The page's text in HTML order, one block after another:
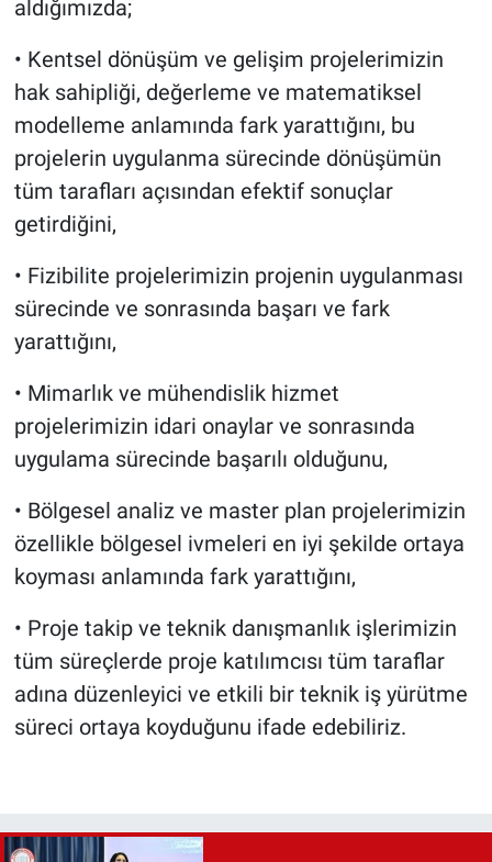
aldığımızda;
• Kentsel dönüşüm ve gelişim projelerimizin
hak sahipliği, değerleme ve matematiksel
modelleme anlamında fark yarattığını, bu
projelerin uygulanma sürecinde dönüşümün
tüm tarafları açısından efektif sonuçlar
getirdiğini,
• Fizibilite projelerimizin projenin uygulanması
sürecinde ve sonrasında başarı ve fark
yarattığını,
• Mimarlık ve mühendislik hizmet
projelerimizin idari onaylar ve sonrasında
uygulama sürecinde başarılı olduğunu,
• Bölgesel analiz ve master plan projelerimizin
özellikle bölgesel ivmeleri en iyi şekilde ortaya
koyması anlamında fark yarattığını,
• Proje takip ve teknik danışmanlık işlerimizin
tüm süreçlerde proje katılımcısı tüm taraflar
adına düzenleyici ve etkili bir teknik iş yürütme
süreci ortaya koyduğunu ifade edebiliriz.